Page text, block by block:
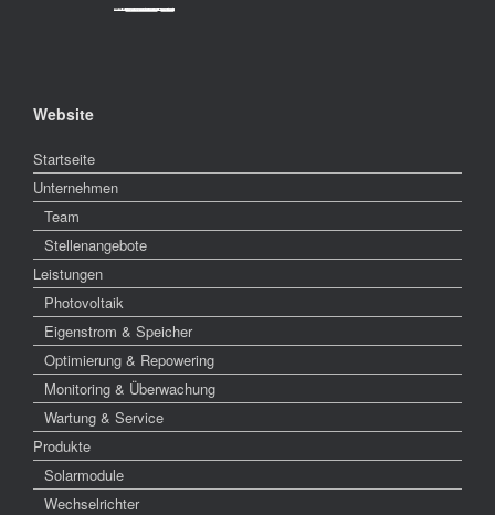
Powered by &cheap tickets
Website
Startseite
Unternehmen
Team
Stellenangebote
Leistungen
Photovoltaik
Eigenstrom & Speicher
Optimierung & Repowering
Monitoring & Überwachung
Wartung & Service
Produkte
Solarmodule
Wechselrichter